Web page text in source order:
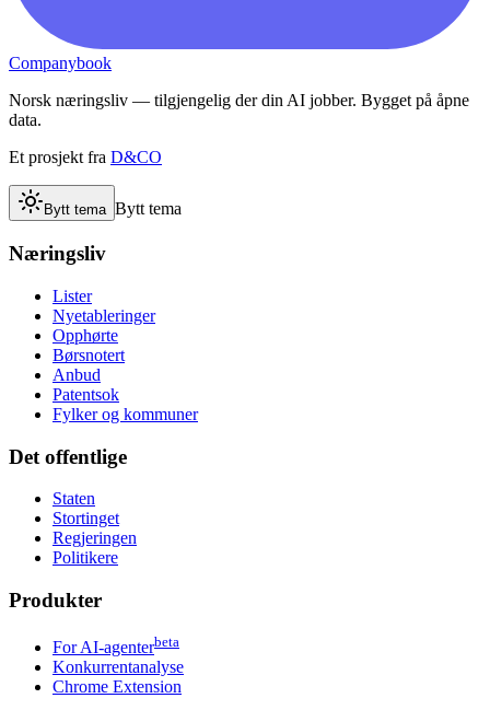
Companybook
Norsk næringsliv — tilgjengelig der din AI jobber. Bygget på åpne
data.
Et prosjekt fra D&CO
Bytt tema Bytt tema
Næringsliv
Lister
Nyetableringer
Opphørte
Børsnotert
Anbud
Patentsok
Fylker og kommuner
Det offentlige
Staten
Stortinget
Regjeringen
Politikere
Produkter
For AI-agenterbeta
Konkurrentanalyse
Chrome Extension